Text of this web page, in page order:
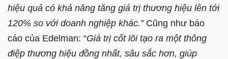
hiệu quả có khả năng tăng giá trị thương hiệu lên tới
120% so với doanh nghiệp khác.” Cũng như báo
cáo của Edelman: “Giá trị cốt lõi tạo ra một thông
điệp thương hiệu đồng nhất, sâu sắc hơn, giúp